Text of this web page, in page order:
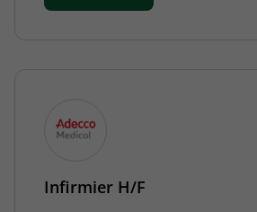
Infirmier H/F